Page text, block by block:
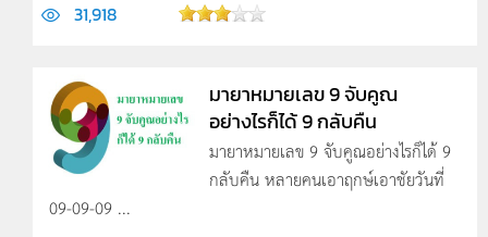
31,918
มายาหมายเลข 9 จับคูณ
อย่างไรก็ได้ 9 กลับคืน
มายาหมายเลข 9 จับคูณอย่างไรก็ได้ 9
กลับคืน หลายคนเอาฤกษ์เอาชัยวันที่
09-09-09 ...